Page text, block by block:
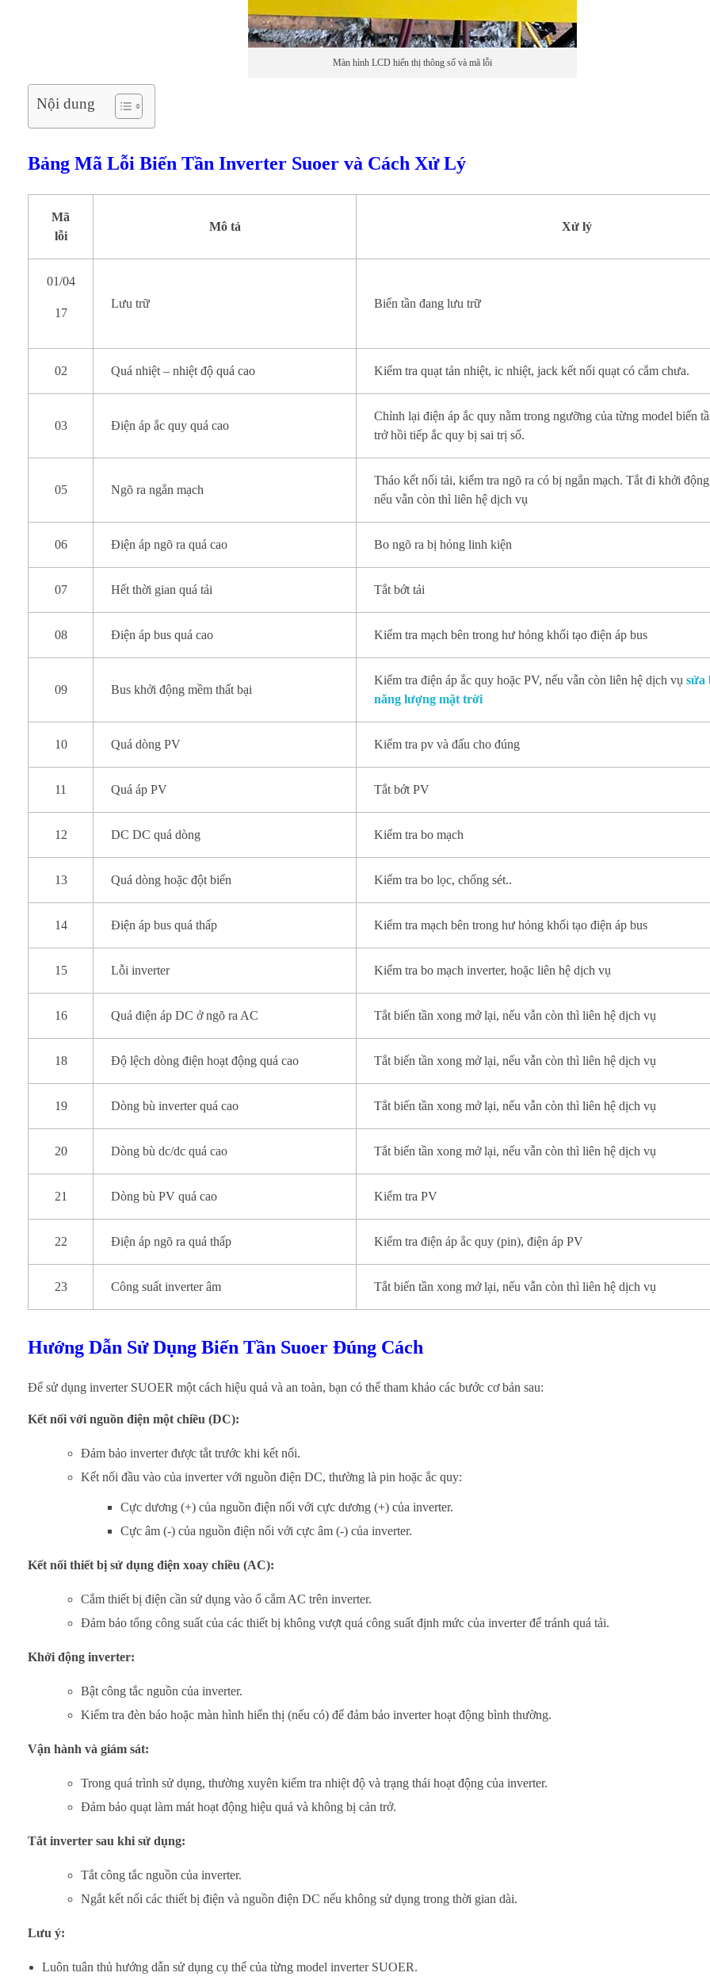
Màn hình LCD hiển thị thông số và mã lỗi
Nội dung
Bảng Mã Lỗi Biến Tần Inverter Suoer và Cách Xử Lý
Mã
lỗi
Mô tả Xử lý
01/04
17
Lưu trữ Biến tần đang lưu trữ
02 Quá nhiệt – nhiệt độ quá cao Kiểm tra quạt tản nhiệt, ic nhiệt, jack kết nối quạt có cắm chưa.
03 Điện áp ắc quy quá cao
Chỉnh lại điện áp ắc quy nằm trong ngưỡng của từng model biến
trở hồi tiếp ắc quy bị sai trị số.
05 Ngõ ra ngắn mạch
Tháo kết nối tải, kiểm tra ngõ ra có bị ngắn mạch. Tắt đi khởi
nếu vẫn còn thì liên hệ dịch vụ
06 Điện áp ngõ ra quá cao Bo ngõ ra bị hỏng linh kiện
07 Hết thời gian quá tải Tắt bớt tải
08 Điện áp bus quá cao Kiểm tra mạch bên trong hư hỏng khối tạo điện áp bus
09 Bus khởi động mềm thất bại
Kiểm tra điện áp ắc quy hoặc PV, nếu vẫn còn liên hệ dịch vụsửa
năng lượng mặt trời
10 Quá dòng PV Kiểm tra pv và đấu cho đúng
11 Quá áp PV Tắt bớt PV
12 DC DC quá dòng Kiểm tra bo mạch
13 Quá dòng hoặc đột biến Kiểm tra bo lọc, chống sét..
14 Điện áp bus quá thấp Kiểm tra mạch bên trong hư hỏng khối tạo điện áp bus
15 Lỗi inverter Kiểm tra bo mạch inverter, hoặc liên hệ dịch vụ
16 Quá điện áp DC ở ngõ ra AC Tắt biến tần xong mở lại, nếu vẫn còn thì liên hệ dịch vụ
18 Độ lệch dòng điện hoạt động quá cao Tắt biến tần xong mở lại, nếu vẫn còn thì liên hệ dịch vụ
19 Dòng bù inverter quá cao Tắt biến tần xong mở lại, nếu vẫn còn thì liên hệ dịch vụ
20 Dòng bù dc/dc quá cao Tắt biến tần xong mở lại, nếu vẫn còn thì liên hệ dịch vụ
21 Dòng bù PV quá cao Kiểm tra PV
22 Điện áp ngõ ra quá thấp Kiểm tra điện áp ắc quy (pin), điện áp PV
23 Công suất inverter âm Tắt biến tần xong mở lại, nếu vẫn còn thì liên hệ dịch vụ
Hướng Dẫn Sử Dụng Biến Tần Suoer Đúng Cách
Để sử dụng inverter SUOER một cách hiệu quả và an toàn, bạn có thể tham khảo các bước cơ bản sau:
Kết nối với nguồn điện một chiều (DC):
Đảm bảo inverter được tắt trước khi kết nối.
Kết nối đầu vào của inverter với nguồn điện DC, thường là pin hoặc ắc quy:
Cực dương (+) của nguồn điện nối với cực dương (+) của inverter.
Cực âm (-) của nguồn điện nối với cực âm (-) của inverter.
Kết nối thiết bị sử dụng điện xoay chiều (AC):
Cắm thiết bị điện cần sử dụng vào ổ cắm AC trên inverter.
Đảm bảo tổng công suất của các thiết bị không vượt quá công suất định mức của inverter để tránh quá tải.
Khởi động inverter:
Bật công tắc nguồn của inverter.
Kiểm tra đèn báo hoặc màn hình hiển thị (nếu có) để đảm bảo inverter hoạt động bình thường.
Vận hành và giám sát:
Trong quá trình sử dụng, thường xuyên kiểm tra nhiệt độ và trạng thái hoạt động của inverter.
Đảm bảo quạt làm mát hoạt động hiệu quả và không bị cản trở.
Tắt inverter sau khi sử dụng:
Tắt công tắc nguồn của inverter.
Ngắt kết nối các thiết bị điện và nguồn điện DC nếu không sử dụng trong thời gian dài.
Lưu ý:
Luôn tuân thủ hướng dẫn sử dụng cụ thể của từng model inverter SUOER.